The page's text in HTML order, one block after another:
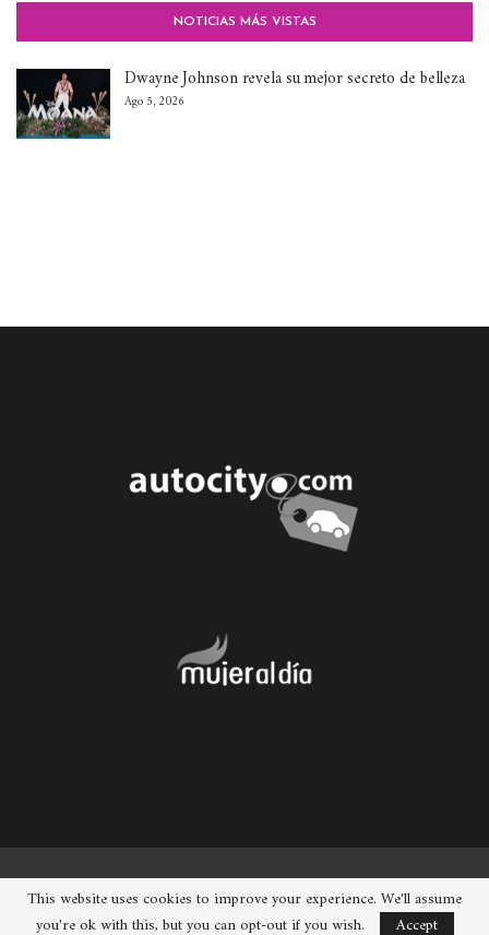
NOTICIAS MÁS VISTAS
Dwayne Johnson revela su mejor secreto de belleza
Ago 5, 2026
© 2026 - Chueca. Todos los derechos reservados.
This website uses cookies to improve your experience. We'll assume
you're ok with this, but you can opt-out if you wish.
Accept